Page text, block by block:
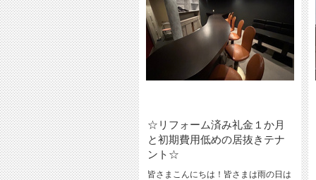
☆リフォーム済み礼金１か月
と初期費用低めの居抜きテナ
ント☆
皆さまこんにちは！皆さまは雨の日は